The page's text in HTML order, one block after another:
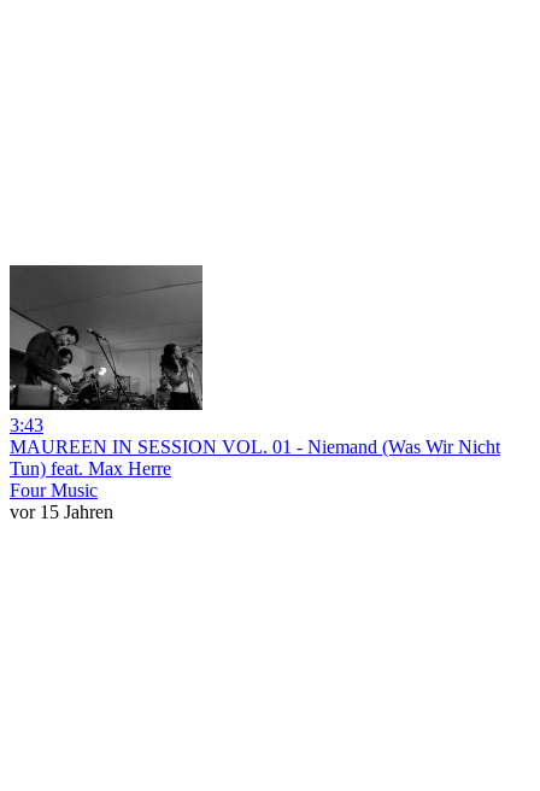
3:43
MAUREEN IN SESSION VOL. 01 - Niemand (Was Wir Nicht
Tun) feat. Max Herre
Four Music
vor 15 Jahren